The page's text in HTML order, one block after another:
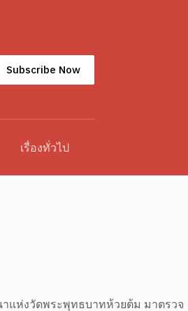
Subscribe Now
เรื่องทั่วไป
แห่งวัดพระพุทธบาทห้วยต้ม มาตรวจ